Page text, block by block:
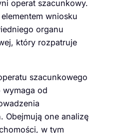
operat szacunkowy.
wniosku
organu
który rozpatruje
szacunkowego
wymaga od
Obejmują one analizę
w tym